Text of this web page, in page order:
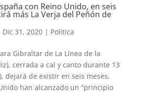
con Reino Unido, en seis
más La Verja del Peñón de
Dic 31, 2020| Política
Gibraltar de La Línea de la
cerrada a cal y canto durante 13
dejará de existir en seis meses.
han alcanzado un “principio